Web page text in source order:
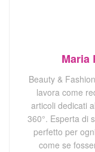
Maria
Beauty &
lavora come
articoli dedicati
360°. Esperta di
perfetto per
come se